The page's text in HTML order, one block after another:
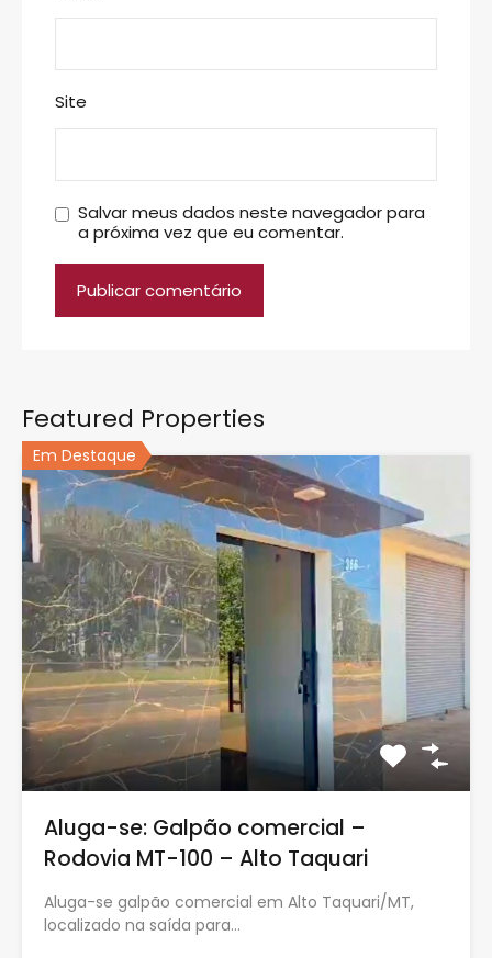
Site
Salvar meus dados neste navegador para
a próxima vez que eu comentar.
Featured Properties
Em Destaque
Aluga-se: Galpão comercial –
Rodovia MT-100 – Alto Taquari
Aluga-se galpão comercial em Alto Taquari/MT,
localizado na saída para…